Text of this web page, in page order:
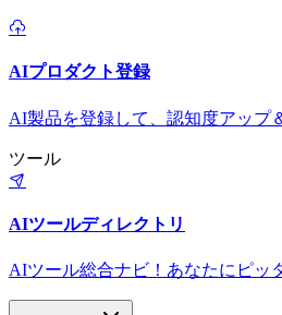
AIプロダクト登録
AI製品を登録して、認知度アップ
ツール
AIツールディレクトリ
AIツール総合ナビ！あなたにピッ